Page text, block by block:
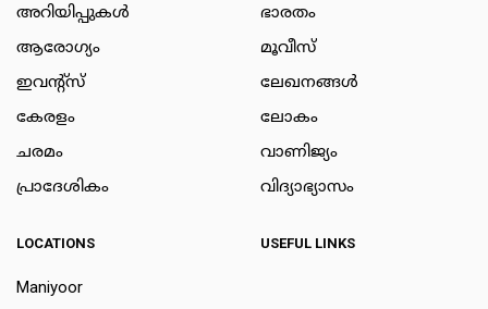
അറിയിപ്പുകള്‍
ആരോഗ്യം
ഇവന്റ്സ്
കേരളം
ചരമം
പ്രാദേശികം
ഭാരതം
മൂവീസ്
ലേഖനങ്ങള്‍
ലോകം
വാണിജ്യം
വിദ്യാഭ്യാസം
LOCATIONS
Maniyoor
USEFUL LINKS